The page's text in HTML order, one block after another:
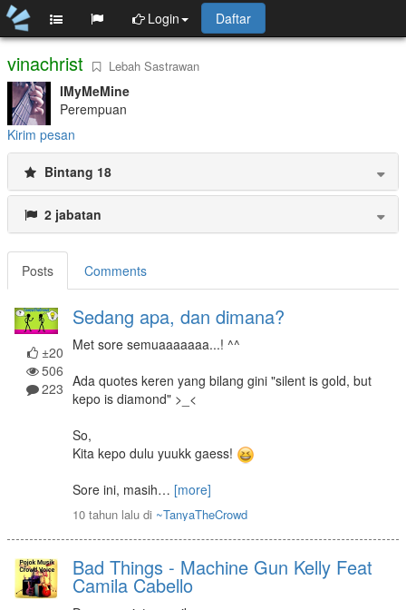
Login Daftar
vinachrist Lebah Sastrawan
IMyMeMine
Perempuan
Kirim pesan
Bintang 18
2 jabatan
Posts Comments
±20
506
223
Sedang apa, dan dimana?
Met sore semuaaaaaaa...! ^^
Ada quotes keren yang bilang gini "silent is gold, but
kepo is diamond" >_<
So,
Kita kepo dulu yuukk gaess!
Sore ini, masih… [more]
10 tahun laludi ~TanyaTheCrowd
Bad Things - Machine Gun Kelly Feat
Camila Cabello